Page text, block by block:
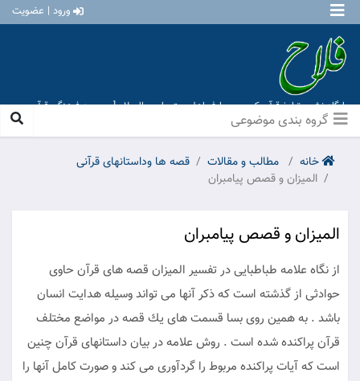
ورود | عضویت
پایگاه نشر و تبلیغ قرآن کریم و معارف اهل بیت علیهم السلام [ موسسه فرهنگی قرآن و
عترت منهاج عشق آباد ]
خانه مطالب و مقالات
قصه ها وداستانهای قرآنی
الميزان و قصص پيامبران
الميزان و قصص پيامبران
از نگاه علامه طباطبايى در تفسير الميزان قصه هاى قرآن حاوى
حوادثى از گذشته است كه ذكر آنها مى ‏تواند وسيله هدايت انسان
باشد . به همين روى بسا قسمت هاى يك قصه در مواضع مختلف
قرآن پراكنده شده است . روش علامه در بيان داستانهاى قرآن چنين
است كه آيات پراكنده مربوط را گردآورى مى ‏كند و صورت كامل آنها را